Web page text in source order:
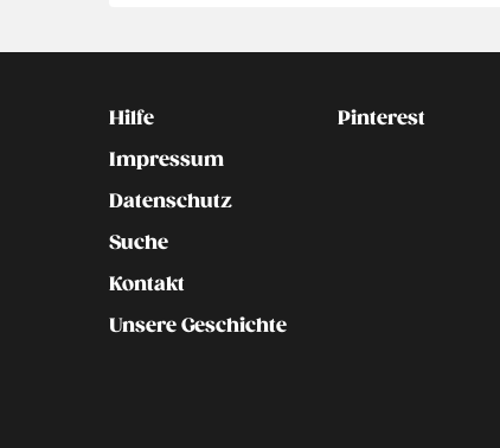
Kontakt
Hilfe
Impressum
Datenschutz
Suche
Kontakt
Unsere Geschichte
Social
Pinterest